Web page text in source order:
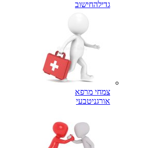
גדילהחישוב
צמחי מרפא
אורגניטבעי